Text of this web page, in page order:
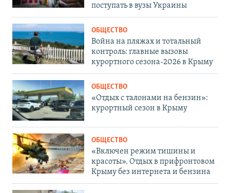
поступать в вузы Украины
ОБЩЕСТВО
Война на пляжах и тотальный
контроль: главные вызовы
курортного сезона-2026 в Крыму
ОБЩЕСТВО
«Отдых с талонами на бензин»:
курортный сезон в Крыму
ОБЩЕСТВО
«Включен режим тишины и
красоты». Отдых в прифронтовом
Крыму без интернета и бензина